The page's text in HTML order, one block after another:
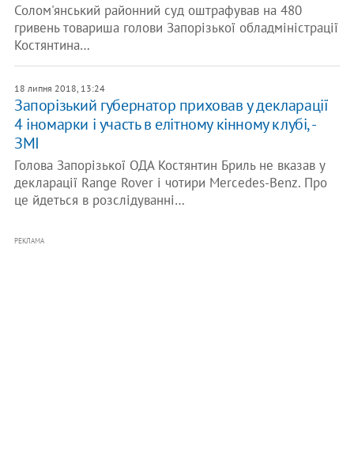
Солом'янський районний суд оштрафував на 480
гривень товариша голови Запорізької обладміністрації
Костянтина…
18 липня 2018, 13:24
Запорізький губернатор приховав у декларації
4 іномарки і участь в елітному кінному клубі, -
ЗМІ
Голова Запорізької ОДА Костянтин Бриль не вказав у
декларації Range Rover і чотири Mercedes-Benz. Про
це йдеться в розслідуванні…
РЕКЛАМА